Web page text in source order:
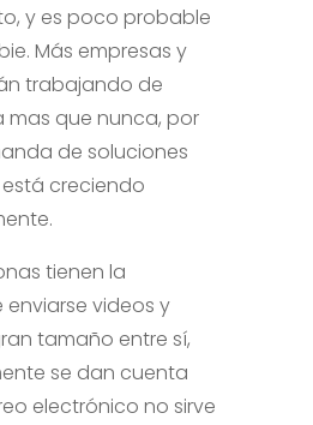
y es poco probable
Más empresas y
trabajando de
que nunca, por
de soluciones
creciendo
tienen la
videos y
tamaño entre sí,
se dan cuenta
electrónico no sirve